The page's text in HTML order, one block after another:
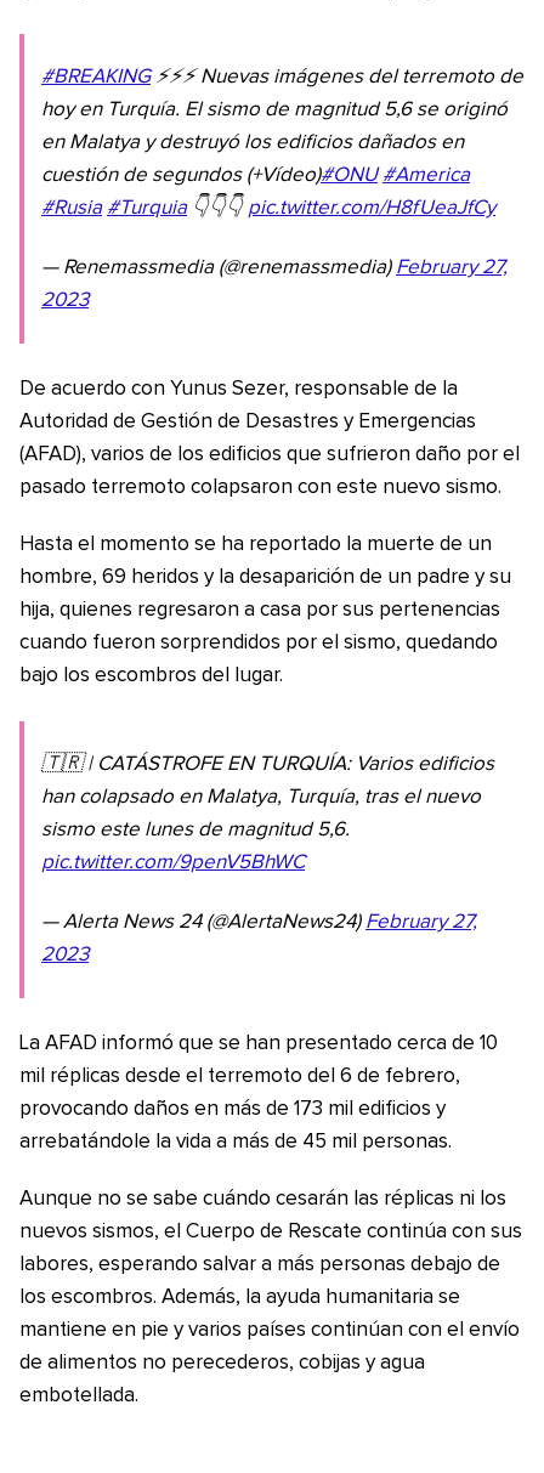
#BREAKING⚡️⚡️⚡️ Nuevas imágenes del terremoto de
hoy en Turquía. El sismo de magnitud 5,6 se originó
en Malatya y destruyó los edificios dañados en
cuestión de segundos (+Vídeo)#ONU #America
#Rusia #Turquia👇👇👇 pic.twitter.com/H8fUeaJfCy
— Renemassmedia (@renemassmedia) February 27,
2023
De acuerdo con Yunus Sezer, responsable de la
Autoridad de Gestión de Desastres y Emergencias
(AFAD), varios de los edificios que sufrieron daño por el
pasado terremoto colapsaron con este nuevo sismo.
Hasta el momento se ha reportado la muerte de un
hombre, 69 heridos y la desaparición de un padre y su
hija, quienes regresaron a casa por sus pertenencias
cuando fueron sorprendidos por el sismo, quedando
bajo los escombros del lugar.
🇹🇷 | CATÁSTROFE EN TURQUÍA: Varios edificios
han colapsado en Malatya, Turquía, tras el nuevo
sismo este lunes de magnitud 5,6.
pic.twitter.com/9penV5BhWC
— Alerta News 24 (@AlertaNews24) February 27,
2023
La AFAD informó que se han presentado cerca de 10
mil réplicas desde el terremoto del 6 de febrero,
provocando daños en más de 173 mil edificios y
arrebatándole la vida a más de 45 mil personas.
Aunque no se sabe cuándo cesarán las réplicas ni los
nuevos sismos, el Cuerpo de Rescate continúa con sus
labores, esperando salvar a más personas debajo de
los escombros. Además, la ayuda humanitaria se
mantiene en pie y varios países continúan con el envío
de alimentos no perecederos, cobijas y agua
embotellada.